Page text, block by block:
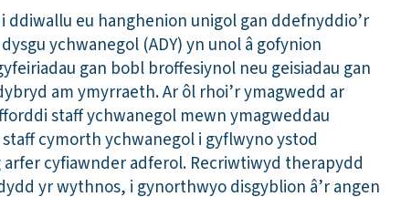
eu hanghenion unigol gan ddefnyddio’r
ychwanegol (ADY) yn unol â gofynion
gan bobl broffesiynol neu geisiadau gan
am ymyrraeth. Ar ôl rhoi’r ymagwedd ar
staff ychwanegol mewn ymagweddau
cymorth ychwanegol i gyflwyno ystod
cyfiawnder adferol. Recriwtiwyd therapydd
yr wythnos, i gynorthwyo disgyblion â’r angen